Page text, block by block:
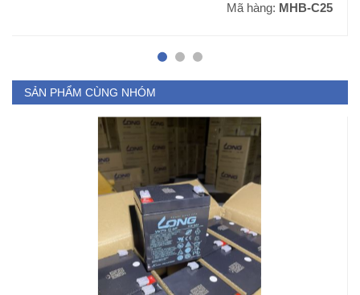
Mã hàng: MHB-C25
SẢN PHẨM CÙNG NHÓM